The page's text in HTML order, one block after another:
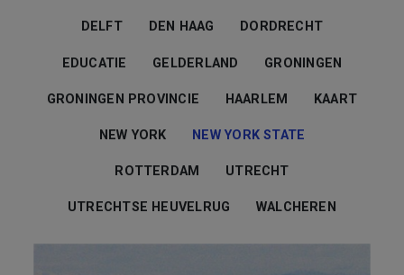
DELFT DEN HAAG DORDRECHT
EDUCATIE GELDERLAND GRONINGEN
GRONINGEN PROVINCIE HAARLEM KAART
NEW YORK NEW YORK STATE
ROTTERDAM UTRECHT
UTRECHTSE HEUVELRUG WALCHEREN